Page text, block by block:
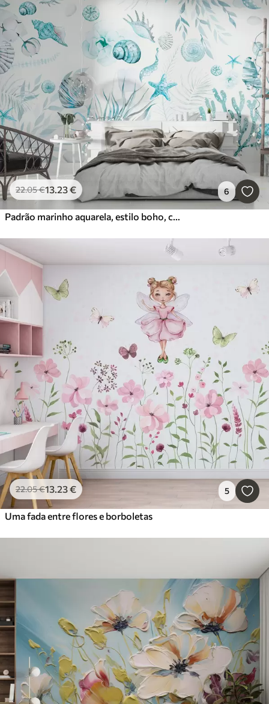
22.05€13.23€ 6
Padrão marinho aquarela, estilo boho, conchas, corais, algodão, cores azuis
22.05€13.23€ 5
Uma fada entre flores e borboletas